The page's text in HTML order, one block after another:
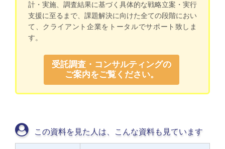
計・実施、調査結果に基づく具体的な戦略立案・実行
支援に至るまで、課題解決に向けた全ての段階におい
て、クライアント企業をトータルでサポート致しま
す。
受託調査・コンサルティングの
ご案内をご覧ください。
この資料を見た人は、こんな資料も見ています